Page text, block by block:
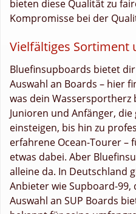
bieten diese Qualität zu
Kompromisse bei der
Vielfältiges Sortiment
Bluefinsupboards bietet
Auswahl an Boards – hier
was dein
Junioren und Anfänger,
einsteigen, bis hin zu
erfahrene Ocean-Tourer –
etwas dabei. Aber
alleine da. In Deutschland
Anbieter wie Supboard-99,
Auswahl an SUP Boards